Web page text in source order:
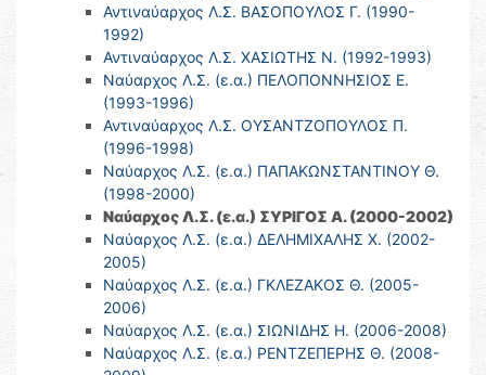
Αντιναύαρχος Λ.Σ. ΒΑΣΟΠΟΥΛΟΣ Γ. (1990-
1992)
Αντιναύαρχος Λ.Σ. ΧΑΣΙΩΤΗΣ Ν. (1992-1993)
Ναύαρχος Λ.Σ. (ε.α.) ΠΕΛΟΠΟΝΝΗΣΙΟΣ Ε.
(1993-1996)
Αντιναύαρχος Λ.Σ. ΟΥΣΑΝΤΖΟΠΟΥΛΟΣ Π.
(1996-1998)
Ναύαρχος Λ.Σ. (ε.α.) ΠΑΠΑΚΩΝΣΤΑΝΤΙΝΟΥ Θ.
(1998-2000)
Ναύαρχος Λ.Σ. (ε.α.) ΣΥΡΙΓΟΣ Α. (2000-2002)
Ναύαρχος Λ.Σ. (ε.α.) ΔΕΛΗΜΙΧΑΛΗΣ Χ. (2002-
2005)
Ναύαρχος Λ.Σ. (ε.α.) ΓΚΛΕΖΑΚΟΣ Θ. (2005-
2006)
Ναύαρχος Λ.Σ. (ε.α.) ΣΙΩΝΙΔΗΣ Η. (2006-2008)
Ναύαρχος Λ.Σ. (ε.α.) ΡΕΝΤΖΕΠΕΡΗΣ Θ. (2008-